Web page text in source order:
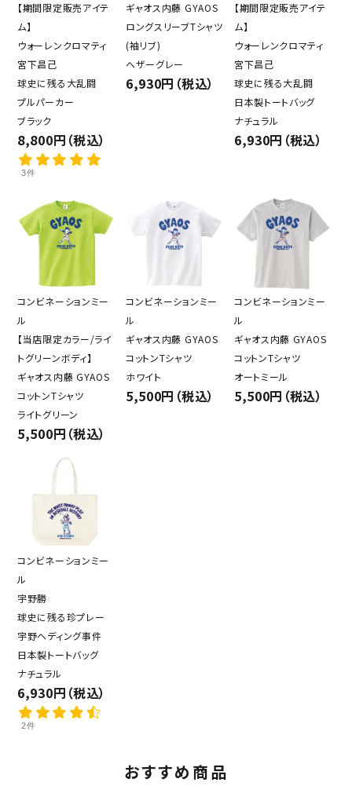
【期間限定販売アイテ
ム】
ウォーレンクロマティ
宮下昌己
球史に残る大乱闘
プルパーカー
ブラック
8,800円（税込）
3件
ギャオス内藤 GYAOS
ロングスリーブTシャツ
(袖リブ)
ヘザーグレー
6,930円（税込）
【期間限定販売アイテ
ム】
ウォーレンクロマティ
宮下昌己
球史に残る大乱闘
日本製トートバッグ
ナチュラル
6,930円（税込）
コンビネーションミー
ル
【当店限定カラー/ライ
トグリーンボディ】
ギャオス内藤 GYAOS
コットンTシャツ
ライトグリーン
5,500円（税込）
コンビネーションミー
ル
ギャオス内藤 GYAOS
コットンTシャツ
ホワイト
5,500円（税込）
コンビネーションミー
ル
ギャオス内藤 GYAOS
コットンTシャツ
オートミール
5,500円（税込）
コンビネーションミー
ル
宇野勝
球史に残る珍プレー
宇野ヘディング事件
日本製トートバッグ
ナチュラル
6,930円（税込）
2件
おすすめ商品